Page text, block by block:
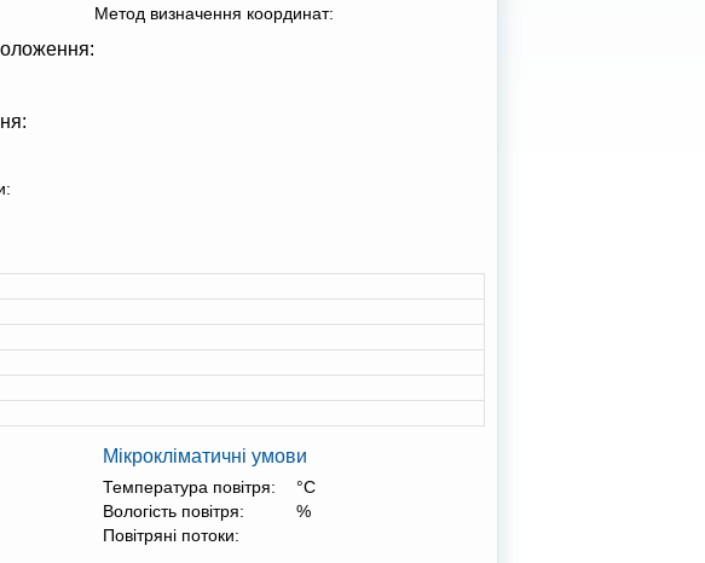
Метод визначення координат:
Мікрокліматичні умови
Температура повітря:
°С
Вологість повітря:
%
Повітряні потоки: